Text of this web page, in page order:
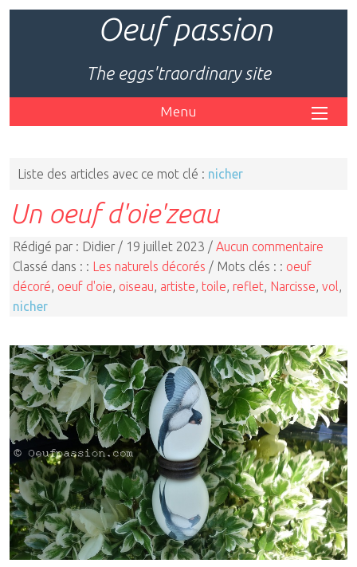
Oeuf passion
The eggs'traordinary site
Menu
Liste des articles avec ce mot clé : nicher
Un oeuf d'oie'zeau
Rédigé par : Didier / 19 juillet 2023 / Aucun commentaire
Classé dans : : Les naturels décorés / Mots clés : : oeuf
décoré oeuf d'oie oiseau artiste toile reflet Narcisse vol
nicher